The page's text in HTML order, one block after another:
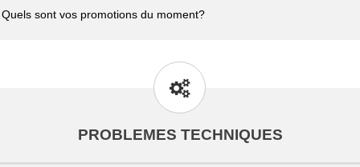
Quels sont vos promotions du moment?
PROBLEMES TECHNIQUES